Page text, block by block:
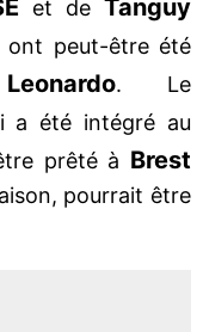
et deTanguy
ont peut-être été
Leonardo. Le
a été intégré au
prêté à Brest
pourrait être